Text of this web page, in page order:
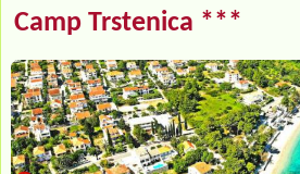
Camp Trstenica ***